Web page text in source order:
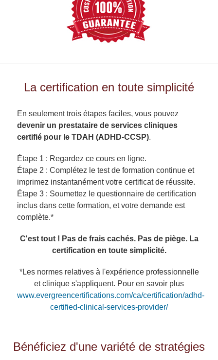
La certification en toute simplicité
En seulement trois étapes faciles, vous pouvez
devenir un prestataire de services cliniques
certifié pour le TDAH (ADHD-CCSP).
Étape 1 : Regardez ce cours en ligne.
Étape 2 : Complétez le test de formation continue et
imprimez instantanément votre certificat de réussite.
Étape 3 : Soumettez le questionnaire de certification
inclus dans cette formation, et votre demande est
complète.*
C'est tout ! Pas de frais cachés. Pas de piège. La
certification en toute simplicité.
*Les normes relatives à l'expérience professionnelle
et clinique s'appliquent. Pour en savoir plus
www.evergreencertifications.com/ca/certification/adhd-
certified-clinical-services-provider/
Bénéficiez d'une variété de stratégies